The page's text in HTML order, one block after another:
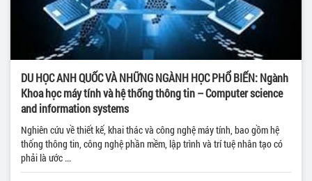
DU HỌC ANH QUỐC VÀ NHỮNG NGÀNH HỌC PHỔ BIẾN: Ngành
Khoa học máy tính và hệ thống thông tin – Computer science
and information systems
Nghiên cứu về thiết kế, khai thác và công nghệ máy tính, bao gồm hệ
thống thông tin, công nghệ phần mềm, lập trình và trí tuệ nhân tạo có
phải là ước ...